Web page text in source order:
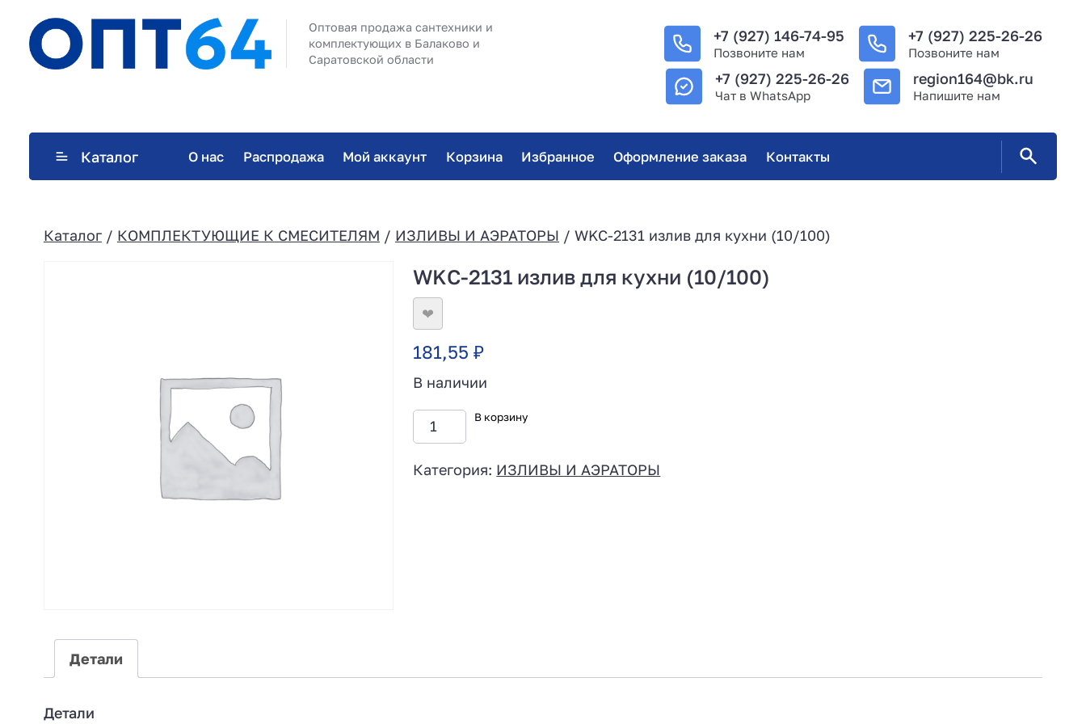
Оптовая продажа сантехники и
комплектующих в Балаково и
Саратовской области
+7 (927) 146-74-95
Позвоните нам
+7 (927) 225-26-26
Позвоните нам
+7 (927) 225-26-26
Чат в WhatsApp
region164@bk.ru
Напишите нам
Каталог О нас Распродажа Мой аккаунт Корзина Избранное Оформление заказа Контакты
Каталог / КОМПЛЕКТУЮЩИЕ К СМЕСИТЕЛЯМ / ИЗЛИВЫ И АЭРАТОРЫ / WKС-2131 излив для кухни (10/100)
WKС-2131 излив для кухни (10/100)
❤
181,55₽
В наличии
В корзину
Категория: ИЗЛИВЫ И АЭРАТОРЫ
Детали
Детали